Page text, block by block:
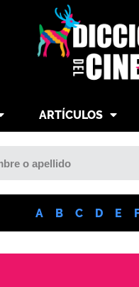
ARTÍCULOS
A B C D E